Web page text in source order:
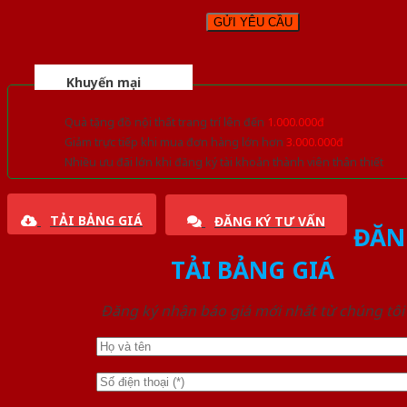
Khuyến mại
Quà tặng đồ nội thất trang trí lên đến 1.000.000đ
Giảm trực tiếp khi mua đơn hàng lớn hơn 3.000.000đ
Nhiều ưu đãi lớn khi đăng ký tài khoản thành viên thân thiết
TẢI BẢNG GIÁ ĐĂNG KÝ TƯ VẤN
TẢI BẢNG GIÁ
Đăng ký nhận báo giá mới nhất từ chúng tôi